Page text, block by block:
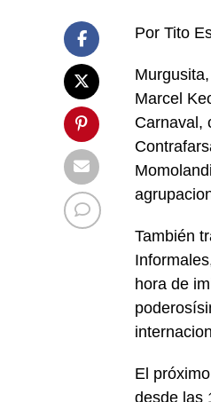
Por Tito
Marcel
Carnaval,
También
hora de
El
desde las